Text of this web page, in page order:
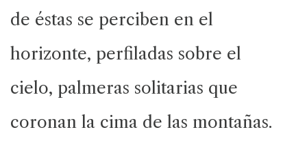
de éstas se perciben en el
horizonte, perfiladas sobre el
cielo, palmeras solitarias que
coronan la cima de las montañas.